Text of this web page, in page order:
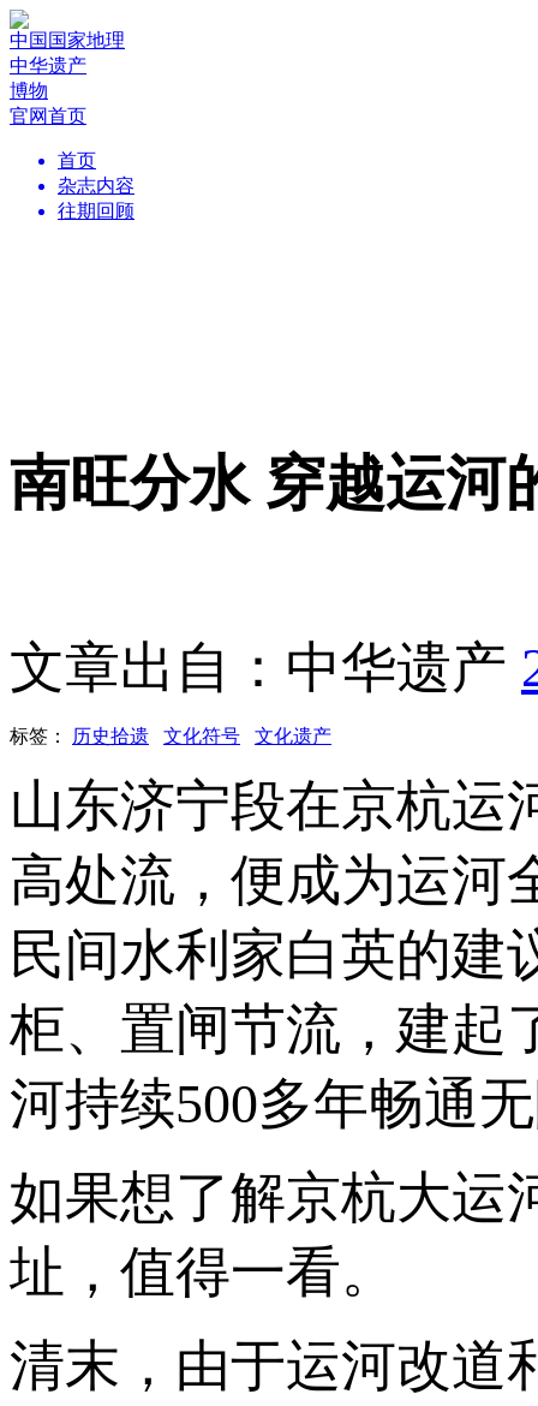
中国国家地理
中华遗产
博物
官网首页
首页
杂志内容
往期回顾
南旺分水 穿越运河
文章出自：中华遗产
标签： 历史拾遗 文化符号 文化遗产
山东济宁段在京杭运
高处流，便成为运河
民间水利家白英的建
柜、置闸节流，建起
河持续500多年畅通
如果想了解京杭大运
址，值得一看。
清末，由于运河改道